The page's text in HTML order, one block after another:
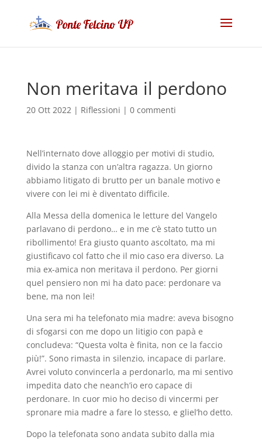
Non meritava il perdono
20 Ott 2022| Riflessioni | 0 commenti
Nell’internato dove alloggio per motivi di studio,
divido la stanza con un’altra ragazza. Un giorno
abbiamo litigato di brutto per un banale motivo e
vivere con lei mi è diventato difficile.
Alla Messa della domenica le letture del Vangelo
parlavano di perdono… e in me c’è stato tutto un
ribollimento! Era giusto quanto ascoltato, ma mi
giustificavo col fatto che il mio caso era diverso. La
mia ex-amica non meritava il perdono. Per giorni
quel pensiero non mi ha dato pace: perdonare va
bene, ma non lei!
Una sera mi ha telefonato mia madre: aveva bisogno
di sfogarsi con me dopo un litigio con papà e
concludeva: “Questa volta è finita, non ce la faccio
più!”. Sono rimasta in silenzio, incapace di parlare.
Avrei voluto convincerla a perdonarlo, ma mi sentivo
impedita dato che neanch’io ero capace di
perdonare. In cuor mio ho deciso di vincermi per
spronare mia madre a fare lo stesso, e gliel’ho detto.
Dopo la telefonata sono andata subito dalla mia